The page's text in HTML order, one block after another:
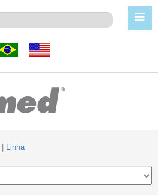
Linha